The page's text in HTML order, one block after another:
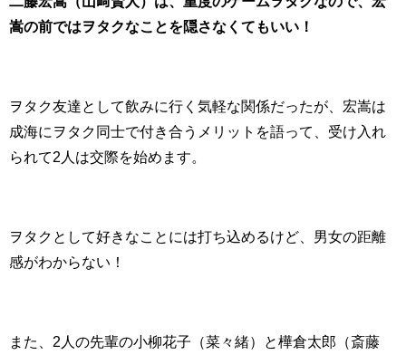
嵩の前ではヲタクなことを隠さなくてもいい！
ヲタク友達として飲みに行く気軽な関係だったが、宏嵩は
成海にヲタク同士で付き合うメリットを語って、受け入れ
られて2人は交際を始めます。
ヲタクとして好きなことには打ち込めるけど、男女の距離
感がわからない！
また、2人の先輩の小柳花子（菜々緒）と樺倉太郎（斎藤